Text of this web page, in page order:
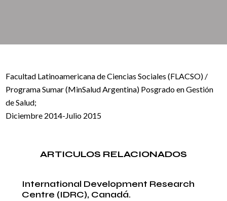
Facultad Latinoamericana de Ciencias Sociales (FLACSO) /
Programa Sumar (MinSalud Argentina) Posgrado en Gestión
de Salud;
Diciembre 2014-Julio 2015
ARTICULOS RELACIONADOS
International Development Research
Centre (IDRC), Canadá.